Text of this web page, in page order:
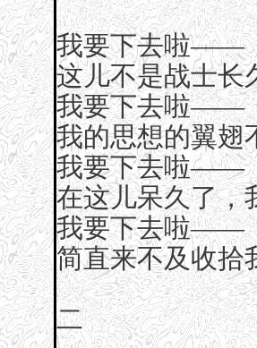
我要下去啦——
这儿不是战士长
我要下去啦——
我的思想的翼翅
我要下去啦——
在这儿呆久了，
我要下去啦——
简直来不及收
二